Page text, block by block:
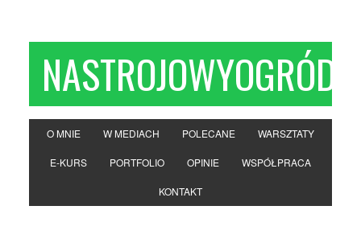
NASTROJOWYOGRÓD
O MNIE W MEDIACH POLECANE WARSZTATY
E-KURS PORTFOLIO OPINIE WSPÓŁPRACA
KONTAKT